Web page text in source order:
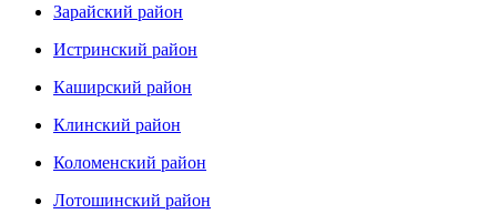
Зарайский район
Истринский район
Каширский район
Клинский район
Коломенский район
Лотошинский район